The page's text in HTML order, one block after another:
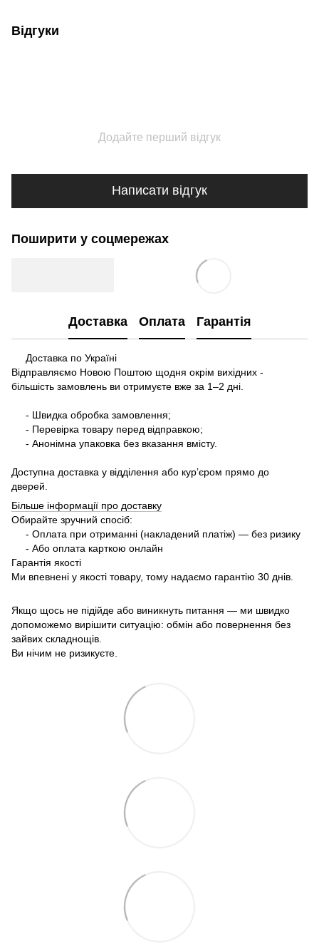
Відгуки
Додайте перший відгук
Написати відгук
Поширити у соцмережах
Доставка Оплата Гарантія
Доставка по Україні
Відправляємо Новою Поштою щодня окрім вихідних -
більшість замовлень ви отримуєте вже за 1–2 дні.
- Швидка обробка замовлення;
- Перевірка товару перед відправкою;
- Анонімна упаковка без вказання вмісту.
Доступна доставка у відділення або кур’єром прямо до
дверей.
Більше інформації про доставку
Обирайте зручний спосіб:
- Оплата при отриманні (накладений платіж) — без ризику
- Або оплата карткою онлайн
Гарантія якості
Ми впевнені у якості товару, тому надаємо гарантію 30 днів.
Якщо щось не підійде або виникнуть питання — ми швидко
допоможемо вирішити ситуацію: обмін або повернення без
зайвих складнощів.
Ви нічим не ризикуєте.